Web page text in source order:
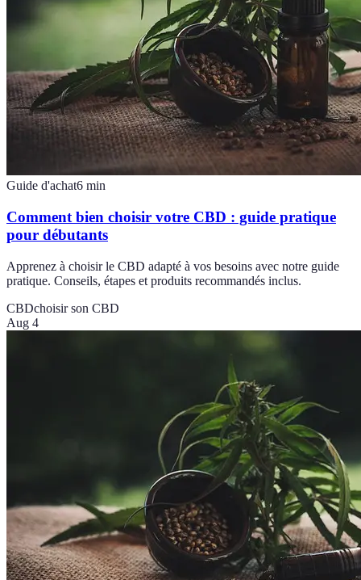
Guide d'achat6 min
Comment bien choisir votre CBD : guide pratique
pour débutants
Apprenez à choisir le CBD adapté à vos besoins avec notre guide
pratique. Conseils, étapes et produits recommandés inclus.
CBDchoisir son CBD
Aug 4